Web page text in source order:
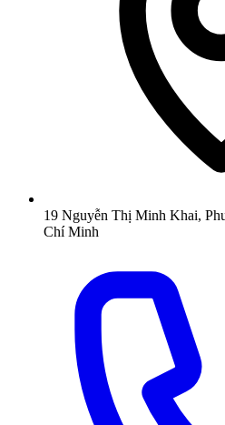
19 Nguyễn Thị Minh Khai,
Chí Minh